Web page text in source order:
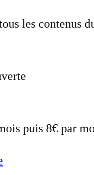
les contenus
puis 8€ par